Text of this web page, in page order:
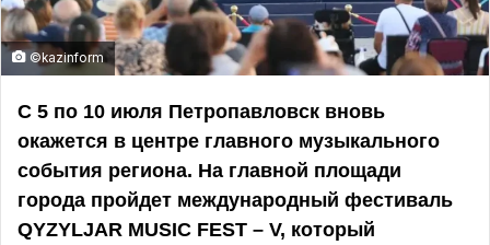
©kazinform
С 5 по 10 июля Петропавловск вновь
окажется в центре главного музыкального
события региона. На главной площади
города пройдет международный фестиваль
QYZYLJAR MUSIC FEST – V, который